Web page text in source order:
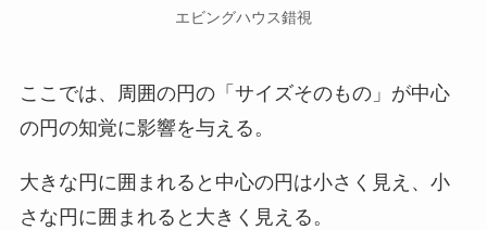
エビングハウス錯視
ここでは、周囲の円の「サイズそのもの」が中心
の円の知覚に影響を与える。
大きな円に囲まれると中心の円は小さく見え、小
さな円に囲まれると大きく見える。